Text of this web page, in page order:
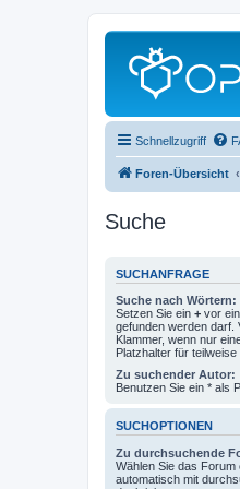
Schnellzugriff
Foren-Übersicht
Suche
SUCHANFRAGE
Suche nach Wörtern:
Setzen Sie ein + vor
gefunden werden darf.
Klammer, wenn nur
Platzhalter für
Zu suchender Autor:
Benutzen Sie ein * als
SUCHOPTIONEN
Zu durchsuchende
Wählen Sie das
automatisch mit